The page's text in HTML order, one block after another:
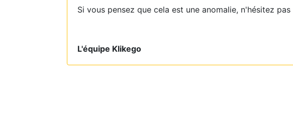
Si vous pensez que cela est une anomalie, n'hésitez pas
L'équipe Klikego